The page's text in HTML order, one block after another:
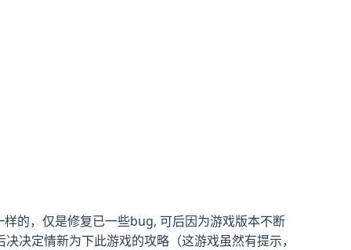
的，仅是修复已一些bug, 可后因为游戏版本不断
决定情新为下此游戏的攻略（这游戏虽然有提示，